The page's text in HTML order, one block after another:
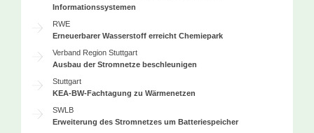
Informationssystemen
RWE
Erneuerbarer Wasserstoff erreicht Chemiepark
Verband Region Stuttgart
Ausbau der Stromnetze beschleunigen
Stuttgart
KEA-BW-Fachtagung zu Wärmenetzen
SWLB
Erweiterung des Stromnetzes um Batteriespeicher